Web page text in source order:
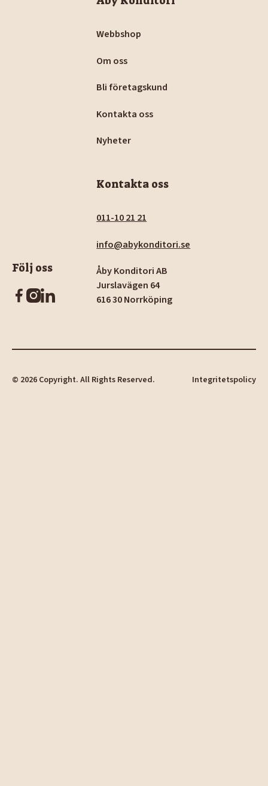
Följ oss
Webbshop
Om oss
Bli företagskund
Kontakta oss
Nyheter
Kontakta oss
011-10 21 21
info@abykonditori.se
Åby Konditori AB
Jurslavägen 64
616 30 Norrköping
© 2026Copyright. All Rights Reserved. Integritetspolicy